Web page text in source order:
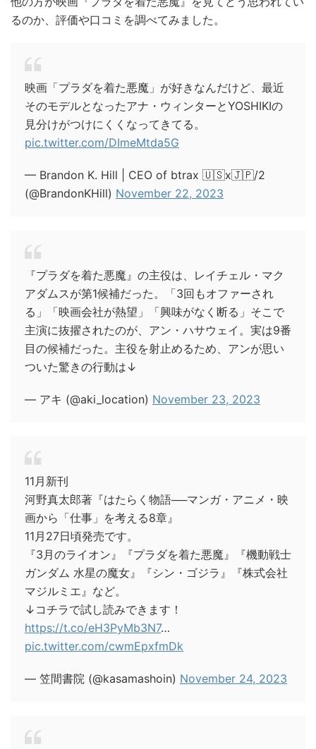
るのか、評価や口コミを調べてみました。
映画「プラダを着た悪魔」が好きなんだけど、最近
そのモデルとなったアナ・ウィンターとYOSHIKIの
見分けがつけにくくなってきてる。
pic.twitter.com/DImeMtda5G
— Brandon K. Hill | CEO of btrax 🇺🇸x🇯🇵/2
(@BrandonKHill) November 22, 2023
『プラダを着た悪魔』の主役は、レイチェル・マク
アダムスが第1候補だった。「3回もオファーされ
る」「映画会社が熱望」「興味がなく断る」そこで
主演に抜擢されたのが、アン・ハサウェイ。実は9番
目の候補だった。主役を射止めるため、アンが思い
ついた驚きの行動は↓
— アキ (@aki_location) November 23, 2023
11月新刊
河野真太郎著『はたらく物語──マンガ・アニメ・映
画から「仕事」を考える8章』
11月27日頃発売です。
『3月のライオン』『プラダを着た悪魔』『機動戦士
ガンダム 水星の魔女』『シン・ゴジラ』『株式会社
マジルミエ』など。
↓コチラで試し読みできます！
https://t.co/eH3PyMb3N7…
pic.twitter.com/cwmEpxfmDk
— 笠間書院 (@kasamashoin) November 24, 2023